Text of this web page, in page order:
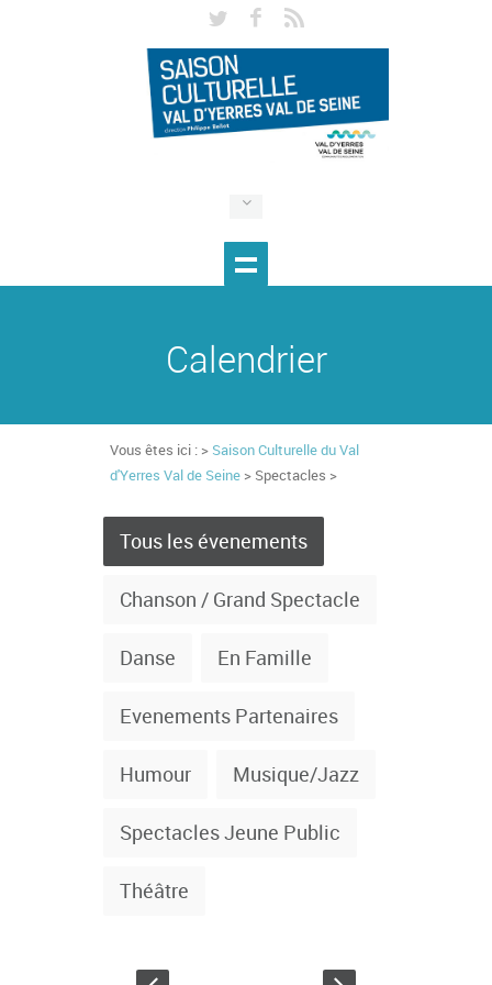
Calendrier
Vous êtes ici : > Saison Culturelle du Val
d'Yerres Val de Seine > Spectacles >
Tous les évenements
Chanson / Grand Spectacle
Danse En Famille
Evenements Partenaires
Humour Musique/Jazz
Spectacles Jeune Public
Théâtre